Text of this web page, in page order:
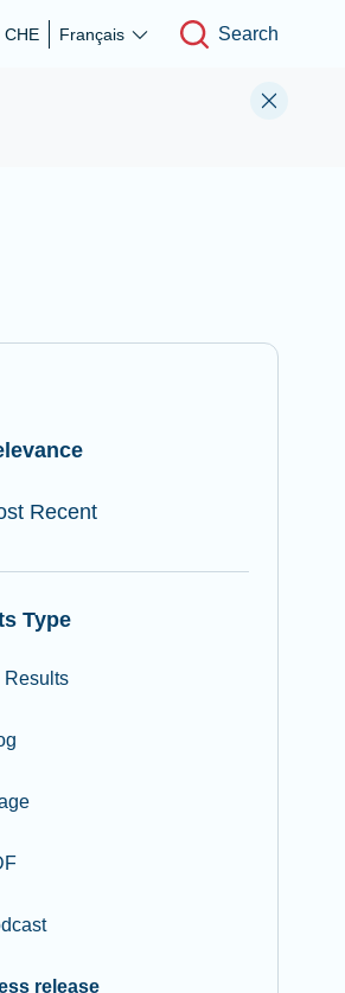
CHE Français Search
Recent
Type
Results
release